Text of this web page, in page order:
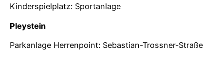
Kinderspielplatz: Sportanlage
Pleystein
Parkanlage Herrenpoint: Sebastian-Trossner-Straße